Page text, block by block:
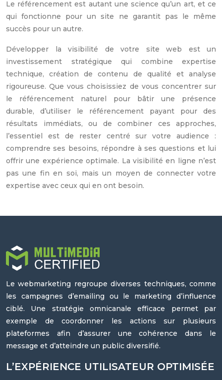
Le référencement est autant une science qu’un art, et ce
qui fonctionne pour un site ne garantit pas le même
succès pour un autre.
Développer la visibilité de votre site web est un
investissement stratégique qui combine expertise
technique, création de contenu de qualité et analyse
rigoureuse. Que vous choisissiez de vous concentrer sur
le référencement naturel pour bâtir une présence
durable, d’utiliser le référencement payant pour des
résultats immédiats, ou de combiner ces approches,
l’essentiel est de rester centré sur votre audience :
comprendre ses besoins, répondre à ses questions et lui
offrir une expérience optimale. La visibilité en ligne n’est
pas une fin en soi, mais un moyen de connecter votre
expertise avec ceux qui en ont besoin.
Le webmarketing regroupe diverses techniques, comme
les campagnes d’emailing ou le marketing d’influence
ciblé. Une stratégie omnicanale efficace permet par
exemple de coordonner les actions sur plusieurs
plateformes afin d’assurer une cohérence dans le
message et d’atteindre un public diversifié.
L’EXPÉRIENCE UTILISATEUR OPTIMISÉE